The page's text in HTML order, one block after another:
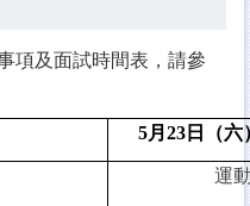
項及面試時間表，請參
5月23日（六
運